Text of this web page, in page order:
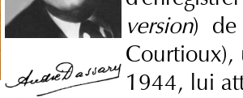
version) de
Courtioux),
1944, lui